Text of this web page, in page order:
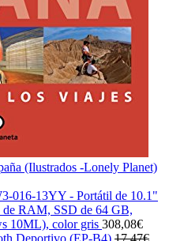
(Ilustrados -Lonely Planet)
016-13YY - Portátil de 10.1"
RAM, SSD de 64 GB,
10ML), color gris 308,08€
Deportivo (EP-B4) 17,47€